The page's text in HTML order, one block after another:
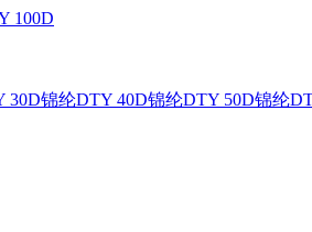
100D
30D锦纶DTY 40D锦纶DTY 50D锦纶